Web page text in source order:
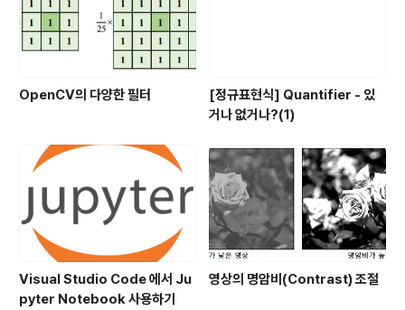
OpenCV의 다양한 필터
[정규표현식] Quantifier - 있
거나 없거나?(1)
Visual Studio Code 에서 Ju
pyter Notebook 사용하기
영상의 명암비(Contrast) 조절